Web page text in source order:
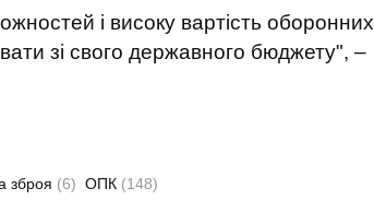
і високу вартість оборонних
зі свого державного бюджету", –
зброя (6) ОПК (148)